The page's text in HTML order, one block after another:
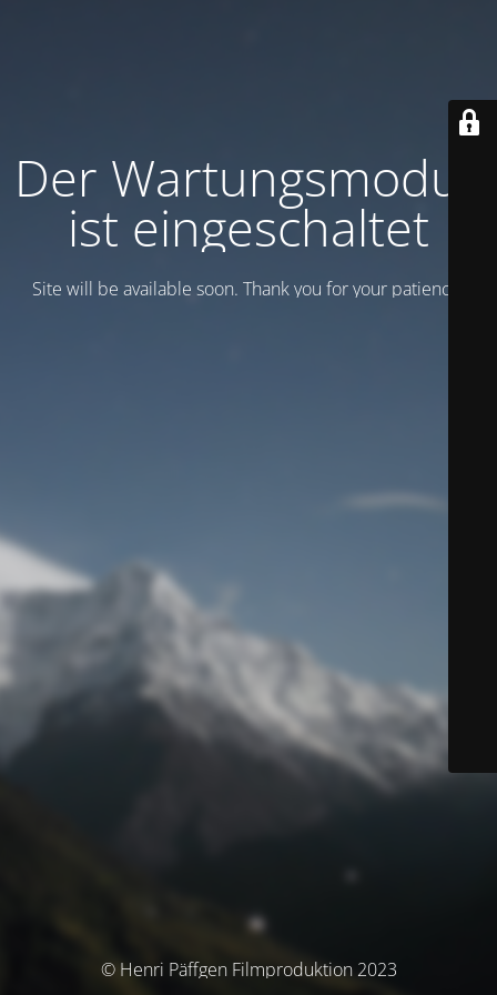
Der Wartungsmodus
ist eingeschaltet
Site will be available soon. Thank you for your patience!
© Henri Päffgen Filmproduktion 2023